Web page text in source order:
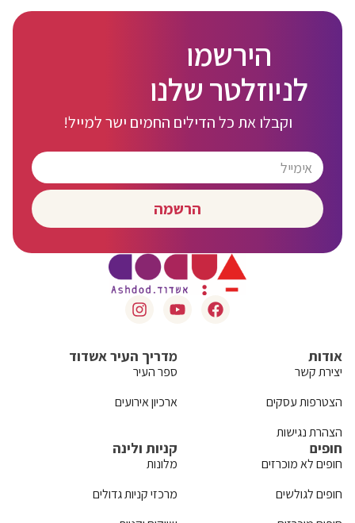
הירשמו
לניוזלטר שלנו
וקבלו את כל הדילים החמים ישר למייל!
הרשמה
אודות
יצירת קשר
הצטרפות עסקים
הצהרת נגישות
מדריך העיר אשדוד
ספר העיר
ארכיון אירועים
חופים
חופים לא מוכרזים
חופים לגולשים
קניות ולינה
מלונות
מרכזי קניות גדולים